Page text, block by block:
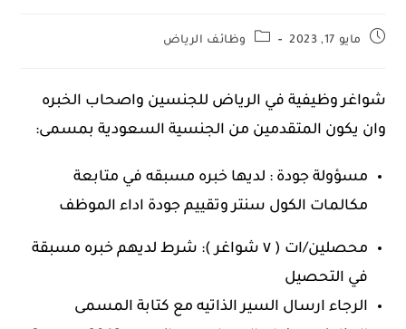
مايو 17, 2023 وظائف الرياض
شواغر وظيفية في الرياض للجنسين واصحاب الخبره
وان يكون المتقدمين من الجنسية السعودية بمسمى:
مسؤولة جودة : لديها خبره مسبقه في متابعة
مكالمات الكول سنتر وتقييم جودة اداء الموظف
محصلين/ات ( ٧ شواغر ): شرط لديهم خبره مسبقة
في التحصيل
الرجاء ارسال السير الذاتيه مع كتابة المسمى